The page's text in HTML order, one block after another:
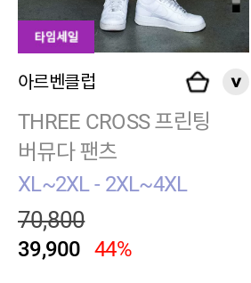
아르벤클럽
THREE CROSS 프린팅
버뮤다 팬츠
XL~2XL - 2XL~4XL
70,800
39,900 44%